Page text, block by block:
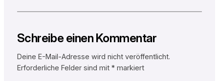
Schreibe einen Kommentar
Deine E-Mail-Adresse wird nicht veröffentlicht.
Erforderliche Felder sind mit *markiert